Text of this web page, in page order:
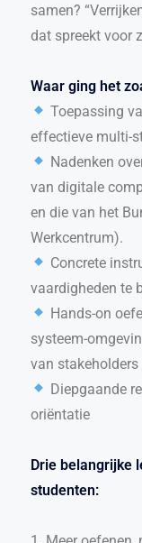
samen?
dat spreekt voor
Waar ging het
Toepassing
effectieve multi-
Nadenken
van digitale
en die van het
Werkcentrum).
Concrete
vaardigheden te
Hands-on
systeem-
van stakeholders
Diepgaande
oriëntatie
Drie belangrijke
studenten: